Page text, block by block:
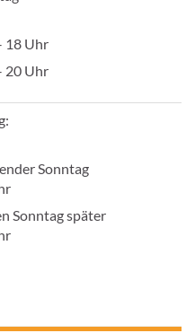
18 Uhr
20 Uhr
Sonntag
Sonntag später